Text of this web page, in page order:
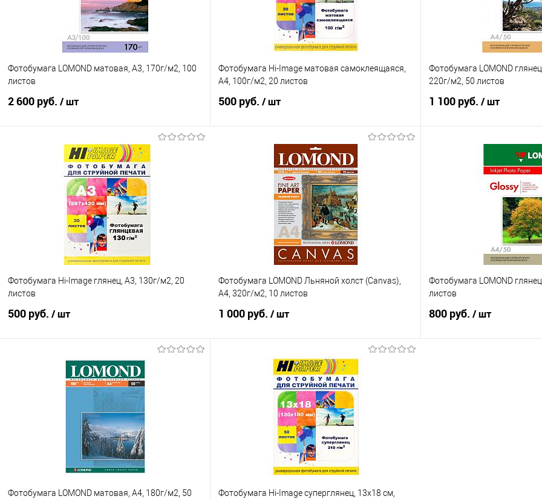
Фотобумага LOMOND матовая, А3, 170г/м2, 100
листов
2 600 руб. / шт
В корзину
Купить в 1 клик
Сравнение
В наличии
Фотобумага Hi-Image матовая самоклеящаяся,
А4, 100г/м2, 20 листов
500 руб. / шт
В корзину
Купить в 1 клик
Сравнение
В избранное
В наличии
Фотобумага LOMOND
220г/м2, 50 листов
1 100 руб. / шт
В
Купить в 1 клик
Фотобумага Hi-Image глянец, А3, 130г/м2, 20
листов
500 руб. / шт
В корзину
Купить в 1 клик
Сравнение
В наличии
Фотобумага LOMOND Льняной холст (Canvas),
А4, 320г/м2, 10 листов
1 000 руб. / шт
В корзину
Купить в 1 клик
Сравнение
В наличии
Фотобумага LOMOND
листов
800 руб. / шт
Фотобумага LOMOND матовая, А4, 180г/м2, 50
Фотобумага Hi-Image суперглянец, 13x18 см,